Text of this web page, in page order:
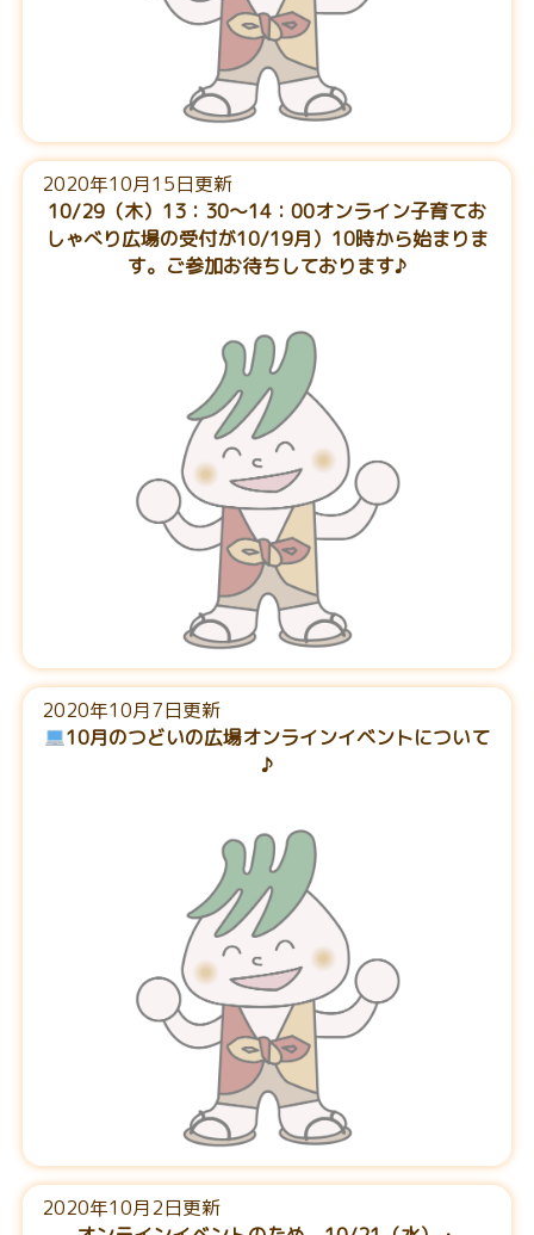
2020年10月15日更新
10/29（木）13：30～14：00オンライン子育てお
しゃべり広場の受付が10/19月）10時から始まりま
す。ご参加お待ちしております♪
2020年10月7日更新
10月のつどいの広場オンラインイベントについて
♪
2020年10月2日更新